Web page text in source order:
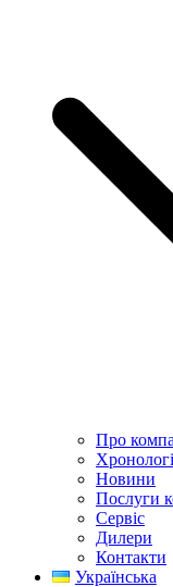
Про
Новини
Послуги
Сервіс
Дилери
Контакти
Українська